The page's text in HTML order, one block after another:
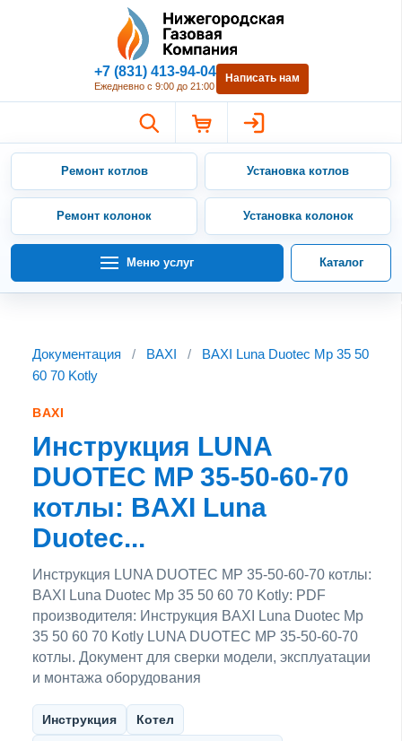
Нижегородская Газовая
+7 (831) 413-94-04
Ежедневно с 9:00 до 21:00
Написать нам
Ремонт котлов Установка котлов
Ремонт колонок Установка колонок
Меню услуг Каталог
Документация / BAXI /
BAXI Luna Duotec Mp 35 50
60 70 Kotly
BAXI
Инструкция LUNA
DUOTEC MP 35-50-60-70
котлы: BAXI Luna
Duotec...
Инструкция LUNA DUOTEC MP 35-50-60-70 котлы:
BAXI Luna Duotec Mp 35 50 60 70 Kotly: PDF
производителя: Инструкция BAXI Luna Duotec Mp
35 50 60 70 Kotly LUNA DUOTEC MP 35-50-60-70
котлы. Документ для сверки модели, эксплуатации
и монтажа оборудования
Инструкция Котел